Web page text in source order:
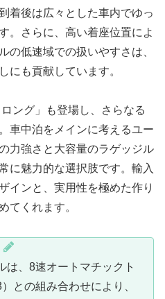
着後は広々とした車内でゆっ
。さらに、高い着座位置によ
の低速域での扱いやすさは、
にも貢献しています。
ング」も登場し、さらなる
車中泊をメインに考えるユー
力強さと大容量のラゲッジル
に魅力的な選択肢です。輸入
インと、実用性を極めた作り
てくれます。
は、8速オートマチックト
との組み合わせにより、